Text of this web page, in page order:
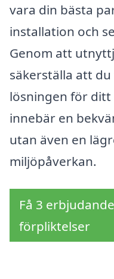
vara din bästa
installation och
Genom att
säkerställa att
lösningen för ditt
innebär en
utan även en
miljöpåverkan.
Få 3
förpliktelser